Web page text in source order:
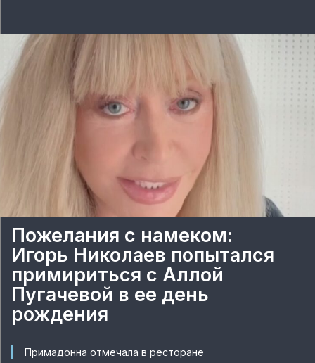
Пожелания с намеком:
Игорь Николаев попытался
примириться с Аллой
Пугачевой в ее день
рождения
Примадонна отмечала в ресторане